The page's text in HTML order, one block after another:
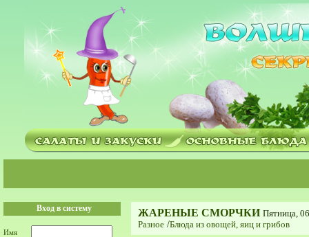
Вход в систему
Имя
ЖАРЕНЫЕ СМОРЧКИ Пятница,
Разное /Блюда из овощей, яиц и грибов